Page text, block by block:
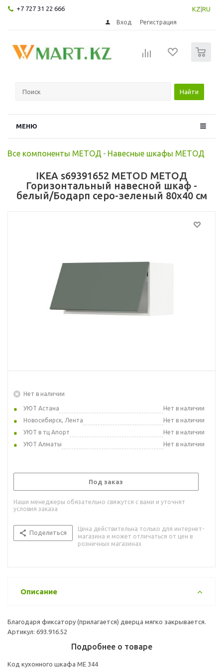
+7 727 31 22 666 KZ RU
Вход Регистрация
Найти
МЕНЮ
Все компоненты МЕТОД - Навесные шкафы МЕТОД
IKEA s69391652 METOD МЕТОД
Горизонтальный навесной шкаф -
белый/Бодарп серо-зеленый 80x40 см
Нет в наличии
УЮТ Астана
Нет в наличии
Новосибирск, Лента
Нет в наличии
УЮТ в тц Апорт
Нет в наличии
УЮТ Алматы
Нет в наличии
Под заказ
Наши менеджеры обязательно свяжутся с вами и уточнят
условия заказа
Поделиться
Цена действительна только для интернет-
магазина и может отличаться от цен в
розничных магазинах
Описание
Благодаря фиксатору (прилагается) дверца мягко закрывается.
Артикул: 693.916.52
Подробнее о товаре
Код кухонного шкафа ME 344